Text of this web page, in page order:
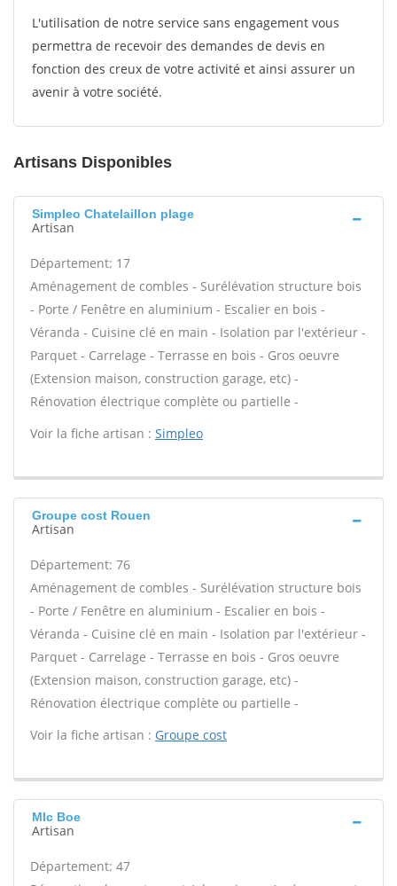
L'utilisation de notre service sans engagement vous
permettra de recevoir des demandes de devis en
fonction des creux de votre activité et ainsi assurer un
avenir à votre société.
Artisans Disponibles
Simpleo Chatelaillon plage
Artisan
Département: 17
Aménagement de combles - Surélévation structure bois
- Porte / Fenêtre en aluminium - Escalier en bois -
Véranda - Cuisine clé en main - Isolation par l'extérieur -
Parquet - Carrelage - Terrasse en bois - Gros oeuvre
(Extension maison, construction garage, etc) -
Rénovation électrique complète ou partielle -
Voir la fiche artisan : Simpleo
Groupe cost Rouen
Artisan
Département: 76
Aménagement de combles - Surélévation structure bois
- Porte / Fenêtre en aluminium - Escalier en bois -
Véranda - Cuisine clé en main - Isolation par l'extérieur -
Parquet - Carrelage - Terrasse en bois - Gros oeuvre
(Extension maison, construction garage, etc) -
Rénovation électrique complète ou partielle -
Voir la fiche artisan : Groupe cost
Mlc Boe
Artisan
Département: 47